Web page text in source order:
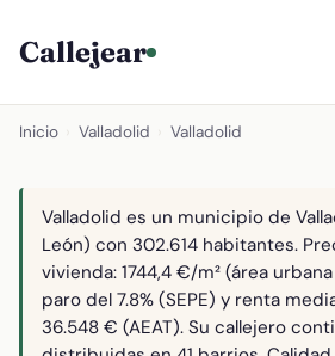
Callejear
Inicio Valladolid Valladolid
Valladolid es un municipio de
León) con 302.614 habitantes.
vivienda: 1744,4 €/m² (área
paro del 7.8% (SEPE) y renta
36.548 € (AEAT). Su callejero